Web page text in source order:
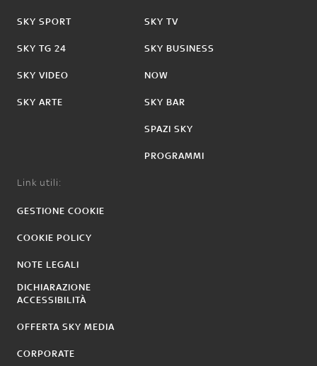
SKY SPORT
SKY TG 24
SKY VIDEO
SKY ARTE
SKY TV
SKY BUSINESS
NOW
SKY BAR
SPAZI SKY
PROGRAMMI
Link utili:
GESTIONE COOKIE
COOKIE POLICY
NOTE LEGALI
DICHIARAZIONE
ACCESSIBILITÀ
OFFERTA SKY MEDIA
CORPORATE